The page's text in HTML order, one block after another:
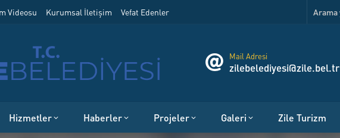
Videosu Kurumsal İletişim Vefat Edenler
Mail Adresi
zilebelediyesi@zile.bel.tr
Hizmetler Haberler Projeler Galeri Zile Turizm